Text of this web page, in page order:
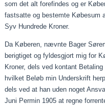
som det alt forefindes og er
fastsatte og bestemte Købesum
Syv Hundrede Kroner.
Da Køberen, nævnte Bager
berigtiget ogfyldesgjort mig for
Kroner, dels ved kontant
hvilket Beløb min Underskrift
dels ved at han uden noget
Juni Permin 1905 at regne